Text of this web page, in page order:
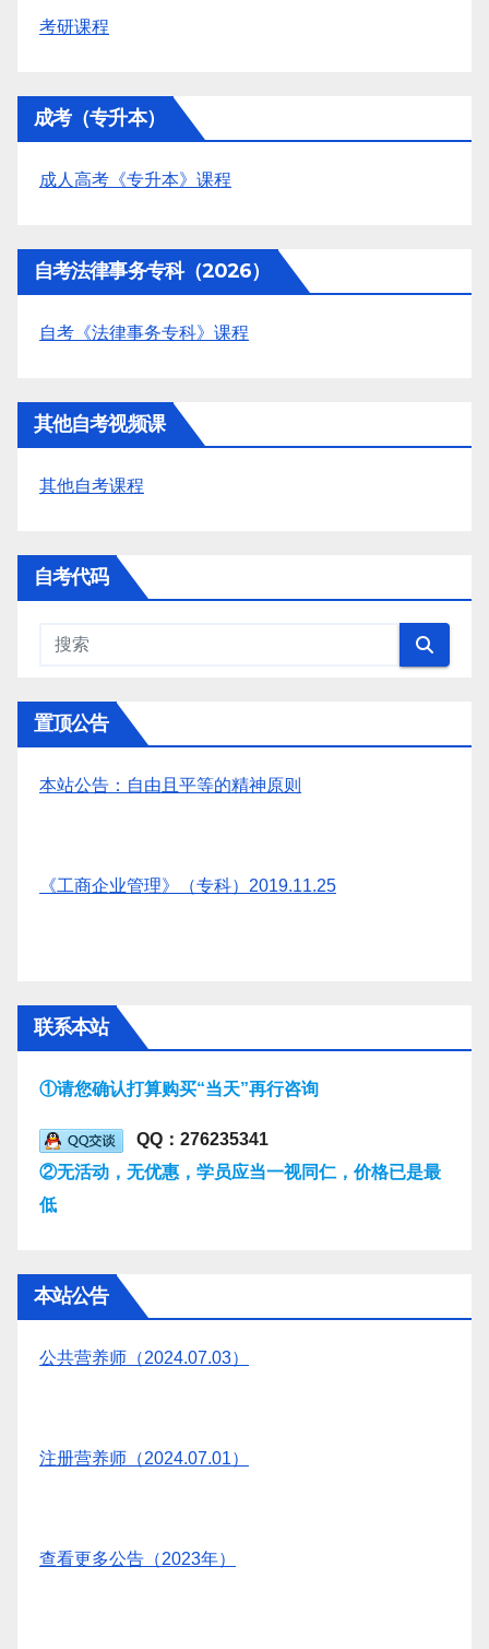
考研课程
成考（专升本）
成人高考《专升本》课程
自考法律事务专科（2026）
自考《法律事务专科》课程
其他自考视频课
其他自考课程
自考代码
置顶公告
本站公告：自由且平等的精神原则
《工商企业管理》（专科）2019.11.25
联系本站
①请您确认打算购买“当天”再行咨询
QQ：276235341
②无活动，无优惠，学员应当一视同仁，价格已是最
低
本站公告
公共营养师（2024.07.03）
注册营养师（2024.07.01）
查看更多公告（2023年）